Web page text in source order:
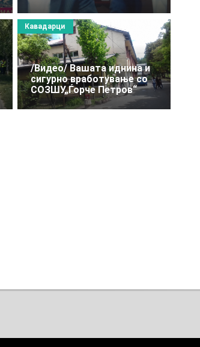
/Видео/ Вашата иднина и
сигурно вработување со
СОЗШУ„Ѓорче Петров“
Кавадарци